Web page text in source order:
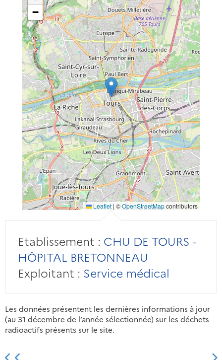
−
Leaflet | ©OpenStreetMapcontributors
Etablissement : CHU DE TOURS -
HÔPITAL BRETONNEAU
Exploitant : Service médical
Les données présentent les dernières informations à jour
(au 31 décembre de l’année sélectionnée) sur les déchets
radioactifs présents sur le site.